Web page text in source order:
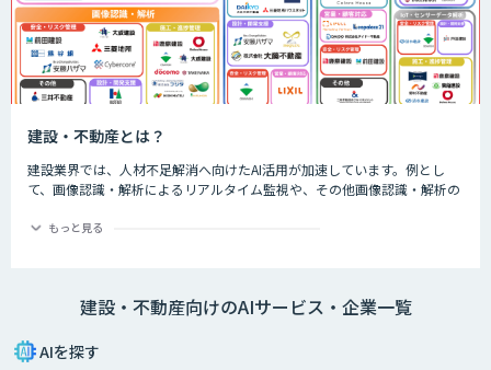
建設・不動産とは？
建設業界では、人材不足解消へ向けたAI活用が加速しています。例とし
て、画像認識・解析によるリアルタイム監視や、その他画像認識・解析の
技術継承・ナレッジ共有のシーンでもAIサービスが多く活用されていま
活用することで膨大なデータをリアルタイムに分析し、迅速かつ精度の高
もっと見る
建設・不動産向けのAIサービス・企業一覧
AIを探す